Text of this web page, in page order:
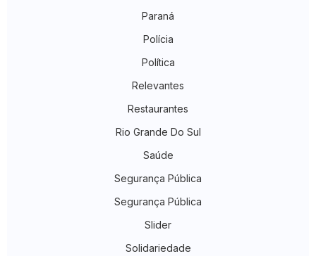
Paraná
Polícia
Política
Relevantes
Restaurantes
Rio Grande Do Sul
Saúde
Segurança Pública
Segurança Pública
Slider
Solidariedade